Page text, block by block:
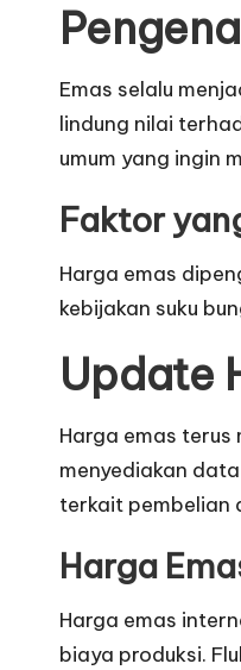
Emas selalu
lindung nilai
umum yang ingin
Faktor
Harga emas
kebijakan suku
Update
Harga emas
menyediakan
terkait pembelian
Harga
Harga emas
biaya produksi.